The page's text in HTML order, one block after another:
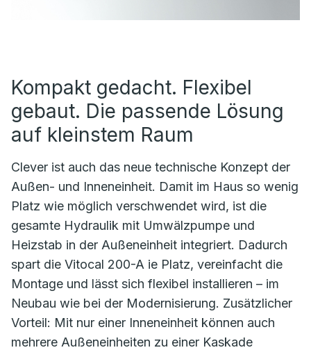
Kompakt gedacht. Flexibel
gebaut. Die passende Lösung
auf kleinstem Raum
Clever ist auch das neue technische Konzept der
Außen- und Inneneinheit. Damit im Haus so wenig
Platz wie möglich verschwendet wird, ist die
gesamte Hydraulik mit Umwälzpumpe und
Heizstab in der Außeneinheit integriert. Dadurch
spart die Vitocal 200-A ie Platz, vereinfacht die
Montage und lässt sich flexibel installieren – im
Neubau wie bei der Modernisierung. Zusätzlicher
Vorteil: Mit nur einer Inneneinheit können auch
mehrere Außeneinheiten zu einer Kaskade